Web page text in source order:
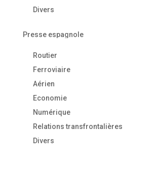
Divers
Presse espagnole
Routier
Ferroviaire
Aérien
Economie
Numérique
Relations transfrontalières
Divers